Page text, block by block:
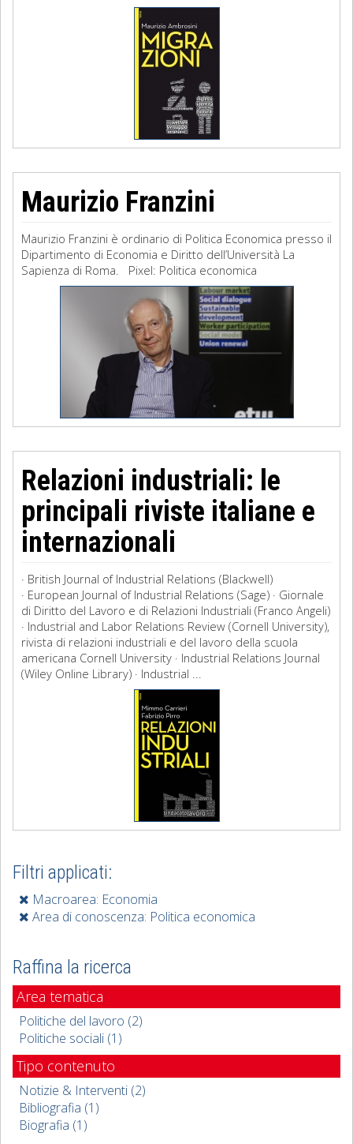
Maurizio Franzini
Maurizio Franzini è ordinario di Politica Economica presso il
Dipartimento di Economia e Diritto dell’Università La
Sapienza di Roma. Pixel: Politica economica
Relazioni industriali: le
principali riviste italiane e
internazionali
· British Journal of Industrial Relations (Blackwell)
· European Journal of Industrial Relations (Sage) · Giornale
di Diritto del Lavoro e di Relazioni Industriali (Franco Angeli)
· Industrial and Labor Relations Review (Cornell University),
rivista di relazioni industriali e del lavoro della scuola
americana Cornell University · Industrial Relations Journal
(Wiley Online Library) · Industrial ...
Filtri applicati:
Macroarea: Economia
Area di conoscenza: Politica economica
Raffina la ricerca
Area tematica
Politiche del lavoro (2)
Politiche sociali (1)
Tipo contenuto
Notizie & Interventi (2)
Bibliografia (1)
Biografia (1)